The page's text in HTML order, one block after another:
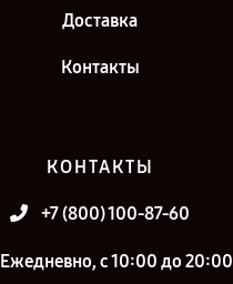
Доставка
Контакты
КОНТАКТЫ
+7 (800) 100-87-60
Ежедневно, с 10:00 до 20:00